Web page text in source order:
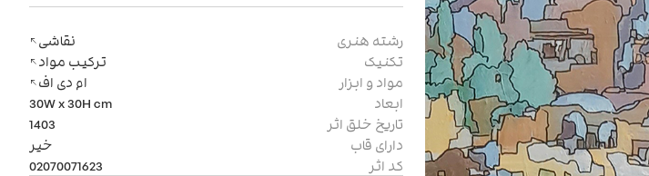
رشته هنری
نقاشی
تکنیک
ترکیب مواد
مواد و ابزار
ام دی اف
ابعاد
30W x 30Hcm
تاریخ خلق اثر
1403
دارای قاب
خیر
کد اثر
02070071623